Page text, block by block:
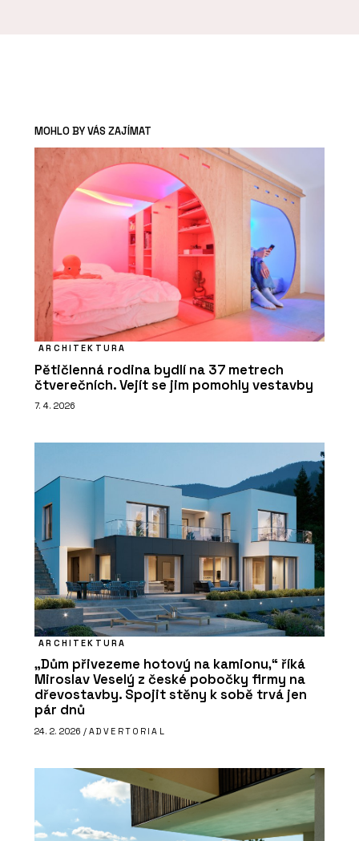
MOHLO BY VÁS ZAJÍMAT
ARCHITEKTURA
Pětičlenná rodina bydlí na 37 metrech
čtverečních. Vejít se jim pomohly vestavby
7. 4. 2026
ARCHITEKTURA
„Dům přivezeme hotový na kamionu,“ říká
Miroslav Veselý z české pobočky firmy na
dřevostavby. Spojit stěny k sobě trvá jen
pár dnů
24. 2. 2026 / ADVERTORIAL